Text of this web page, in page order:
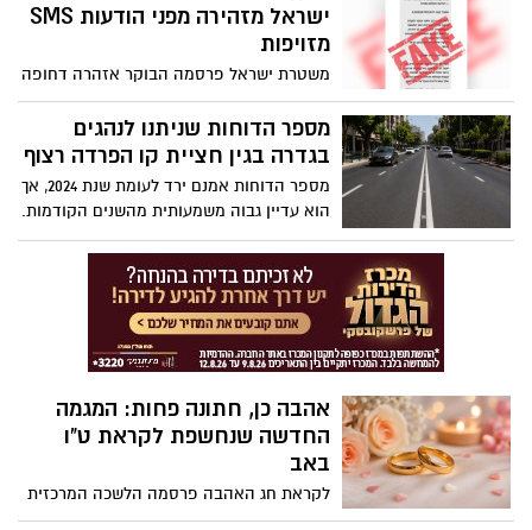
המחלוקות הפוליטיות בצד ולפעול להבטחת
סביבת עבודה בטוחה ומכבדת. “המאבק אינו
אישה להרגיש בטוחה במקום עבודתה”, נכתב
ישראל מזהירה מפני הודעות SMS
מזויפות
משטרת ישראל פרסמה הבוקר אזהרה דחופה
לנהגים ולכלל הציבור, בעקבות גל הודעות
טקסט (SMS) כוזבות המתחזות לדרישת
תשלום ממרכז קנסות התנועה. המטרה: גניבת
מספר הדוחות שניתנו לנהגים
בגדרה בגין חציית קו הפרדה רצוף
מספר הדוחות אמנם ירד לעומת שנת 2024, אך
הוא עדיין גבוה משמעותית מהשנים הקודמות.
בסך הכול נרשמו במושבה 171 דוחות בתוך
חמש שנים
אהבה כן, חתונה פחות: המגמה
החדשה שנחשפת לקראת ט"ו
באב
לקראת חג האהבה פרסמה הלשכה המרכזית
לסטטיסטיקה נתונים חדשים המלמדים כי